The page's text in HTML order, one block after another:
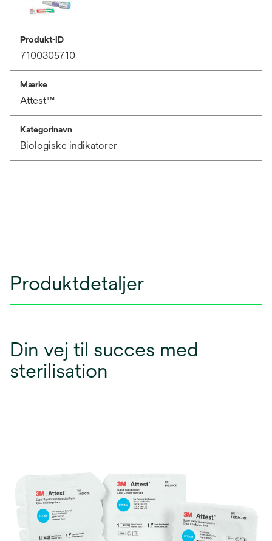
Produkt-ID
7100305710
Mærke
Attest™
Kategorinavn
Biologiske indikatorer
Produktdetaljer
Din vej til succes med
sterilisation